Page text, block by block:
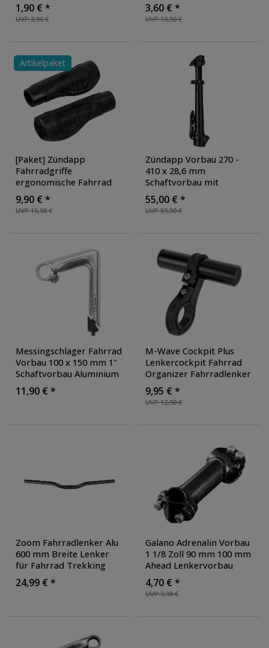
Kunststoff
UVP 3,90 €
1,90 € *
Gummigriffe Set rechts
links, Farbe: gelb
UVP 10,90 €
3,60 € *
Artikelpaket
[Paket] Zündapp
Fahrradgriffe
ergonomische Fahrrad
Griffe E Bike 22,2 mm
Lenkergriffe Set oder
einzeln 120 mm
UVP 15,90 €
9,90 € *
Zündapp Vorbau 270 -
410 x 28,6 mm
Schaftvorbau mit
Klappmechanismus
Lenkervorbau
Fahrradvorbau
Z101 / Z101+ / ZXT20 /
ZT20R
UVP 59,90 €
55,00 € *
Messingschlager Fahrrad
Vorbau 100 x 150 mm 1"
Schaftvorbau Aluminium
Cityrad Damenrad
Hollandrad
11,90 € *
M-Wave Cockpit Plus
Lenkercockpit Fahrrad
Organizer Fahrradlenker
Erweiterung Adapter
Halterung
UVP 12,90 €
9,95 € *
Zoom Fahrradlenker Alu
600 mm Breite Lenker
für Fahrrad Trekking
MTB Riser Bar 600 mm
25,4 mm 6° Kröpfung
24,99 € *
Galano Adrenalin Vorbau
1 1/8 Zoll 90 mm 100 mm
Ahead Lenkervorbau
Fahrradvorbau
Fahrradlenkervorbau
MTB Kinderfahrrad
UVP 9,90 €
4,70 € *